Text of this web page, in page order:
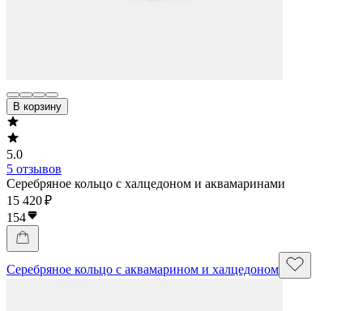
В корзину
5.0
5 отзывов
Серебряное кольцо с халцедоном и аквамаринами
15 420 ₽
154
Серебряное кольцо с аквамарином и халцедоном